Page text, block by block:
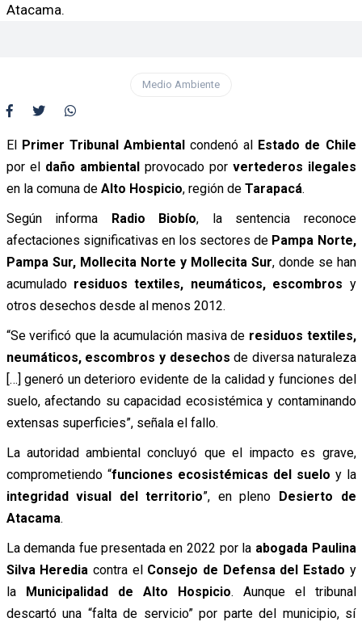
Atacama.
Medio Ambiente
El Primer Tribunal Ambientalcondenó al Estado de Chile
por el daño ambientalprovocado por vertederos ilegales
en la comuna de Alto Hospicio, región de Tarapacá.
Según informa Radio Biobío, la sentencia reconoce
afectaciones significativas en los sectores de Pampa Norte,
Pampa Sur, Mollecita Norte y Mollecita Sur, donde se han
acumulado residuos textiles, neumáticos, escombros y
otros desechos desde al menos 2012.
“Se verificó que la acumulación masiva de residuos textiles,
neumáticos, escombros y desechos de diversa naturaleza
[…] generó un deterioro evidente de la calidad y funciones del
suelo, afectando su capacidad ecosistémica y contaminando
extensas superficies”, señala el fallo.
La autoridad ambiental concluyó que el impacto es grave,
comprometiendo “funciones ecosistémicas del suelo y la
integridad visual del territorio”, en pleno Desierto de
Atacama.
La demanda fue presentada en 2022 por la abogada Paulina
Silva Heredia contra el Consejo de Defensa del Estado y
la Municipalidad de Alto Hospicio. Aunque el tribunal
descartó una “falta de servicio” por parte del municipio, sí